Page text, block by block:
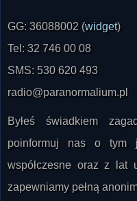
Tel: 32 746 00 08
SMS: 530 620 493
radio@paranormalium.pl
Byłeś świadkiem
poinformuj nas o tym
współczesne oraz z lat
zapewniamy pełną